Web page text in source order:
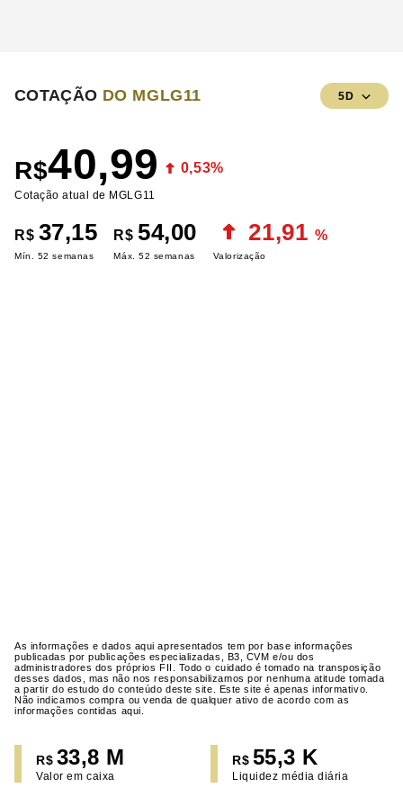
COTAÇÃO DO MGLG11 5D
R$40,99 0,53%
Cotação atual de MGLG11
R$ 37,15
Mín. 52 semanas
R$ 54,00
Máx. 52 semanas
21,91 %
Valorização
As informações e dados aqui apresentados tem por base informações
publicadas por publicações especializadas, B3, CVM e/ou dos
administradores dos próprios FII. Todo o cuidado é tomado na transposição
desses dados, mas não nos responsabilizamos por nenhuma atitude tomada
a partir do estudo do conteúdo deste site. Este site é apenas informativo.
Não indicamos compra ou venda de qualquer ativo de acordo com as
informações contidas aqui.
R$ 33,8 M
Valor em caixa
R$ 55,3 K
Liquidez média diária